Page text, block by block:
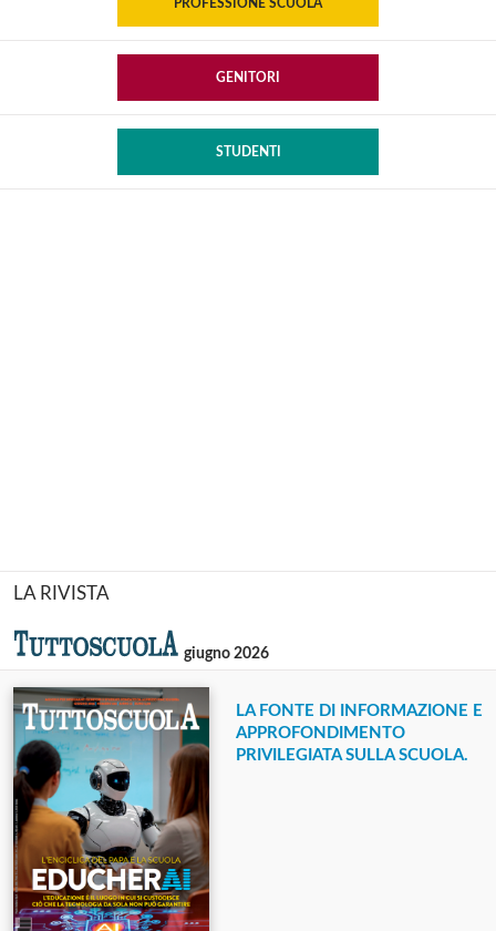
PROFESSIONE SCUOLA
GENITORI
STUDENTI
LA RIVISTA
giugno 2026
LA FONTE DI INFORMAZIONE E
APPROFONDIMENTO
PRIVILEGIATA SULLA SCUOLA.